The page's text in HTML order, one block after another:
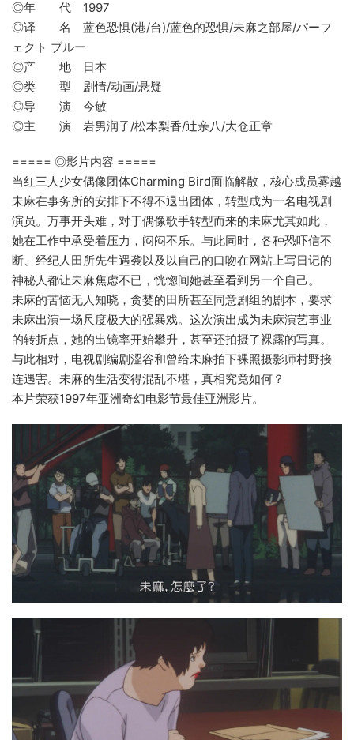
◎年 代 1997
◎译 名 蓝色恐惧(港/台)/蓝色的恐惧/未麻之部屋/パーフ
ェクト ブルー
◎产 地 日本
◎类 型 剧情/动画/悬疑
◎导 演 今敏
◎主 演 岩男润子/松本梨香/辻亲八/大仓正章
===== ◎影片内容 =====
当红三人少女偶像团体Charming Bird面临解散，核心成员雾越
未麻在事务所的安排下不得不退出团体，转型成为一名电视剧
演员。万事开头难，对于偶像歌手转型而来的未麻尤其如此，
她在工作中承受着压力，闷闷不乐。与此同时，各种恐吓信不
断、经纪人田所先生遇袭以及以自己的口吻在网站上写日记的
神秘人都让未麻焦虑不已，恍惚间她甚至看到另一个自己。
未麻的苦恼无人知晓，贪婪的田所甚至同意剧组的剧本，要求
未麻出演一场尺度极大的强暴戏。这次演出成为未麻演艺事业
的转折点，她的出镜率开始攀升，甚至还拍摄了裸露的写真。
与此相对，电视剧编剧涩谷和曾给未麻拍下裸照摄影师村野接
连遇害。未麻的生活变得混乱不堪，真相究竟如何？
本片荣获1997年亚洲奇幻电影节最佳亚洲影片。